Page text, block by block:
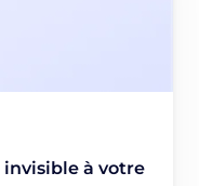
invisible à votre